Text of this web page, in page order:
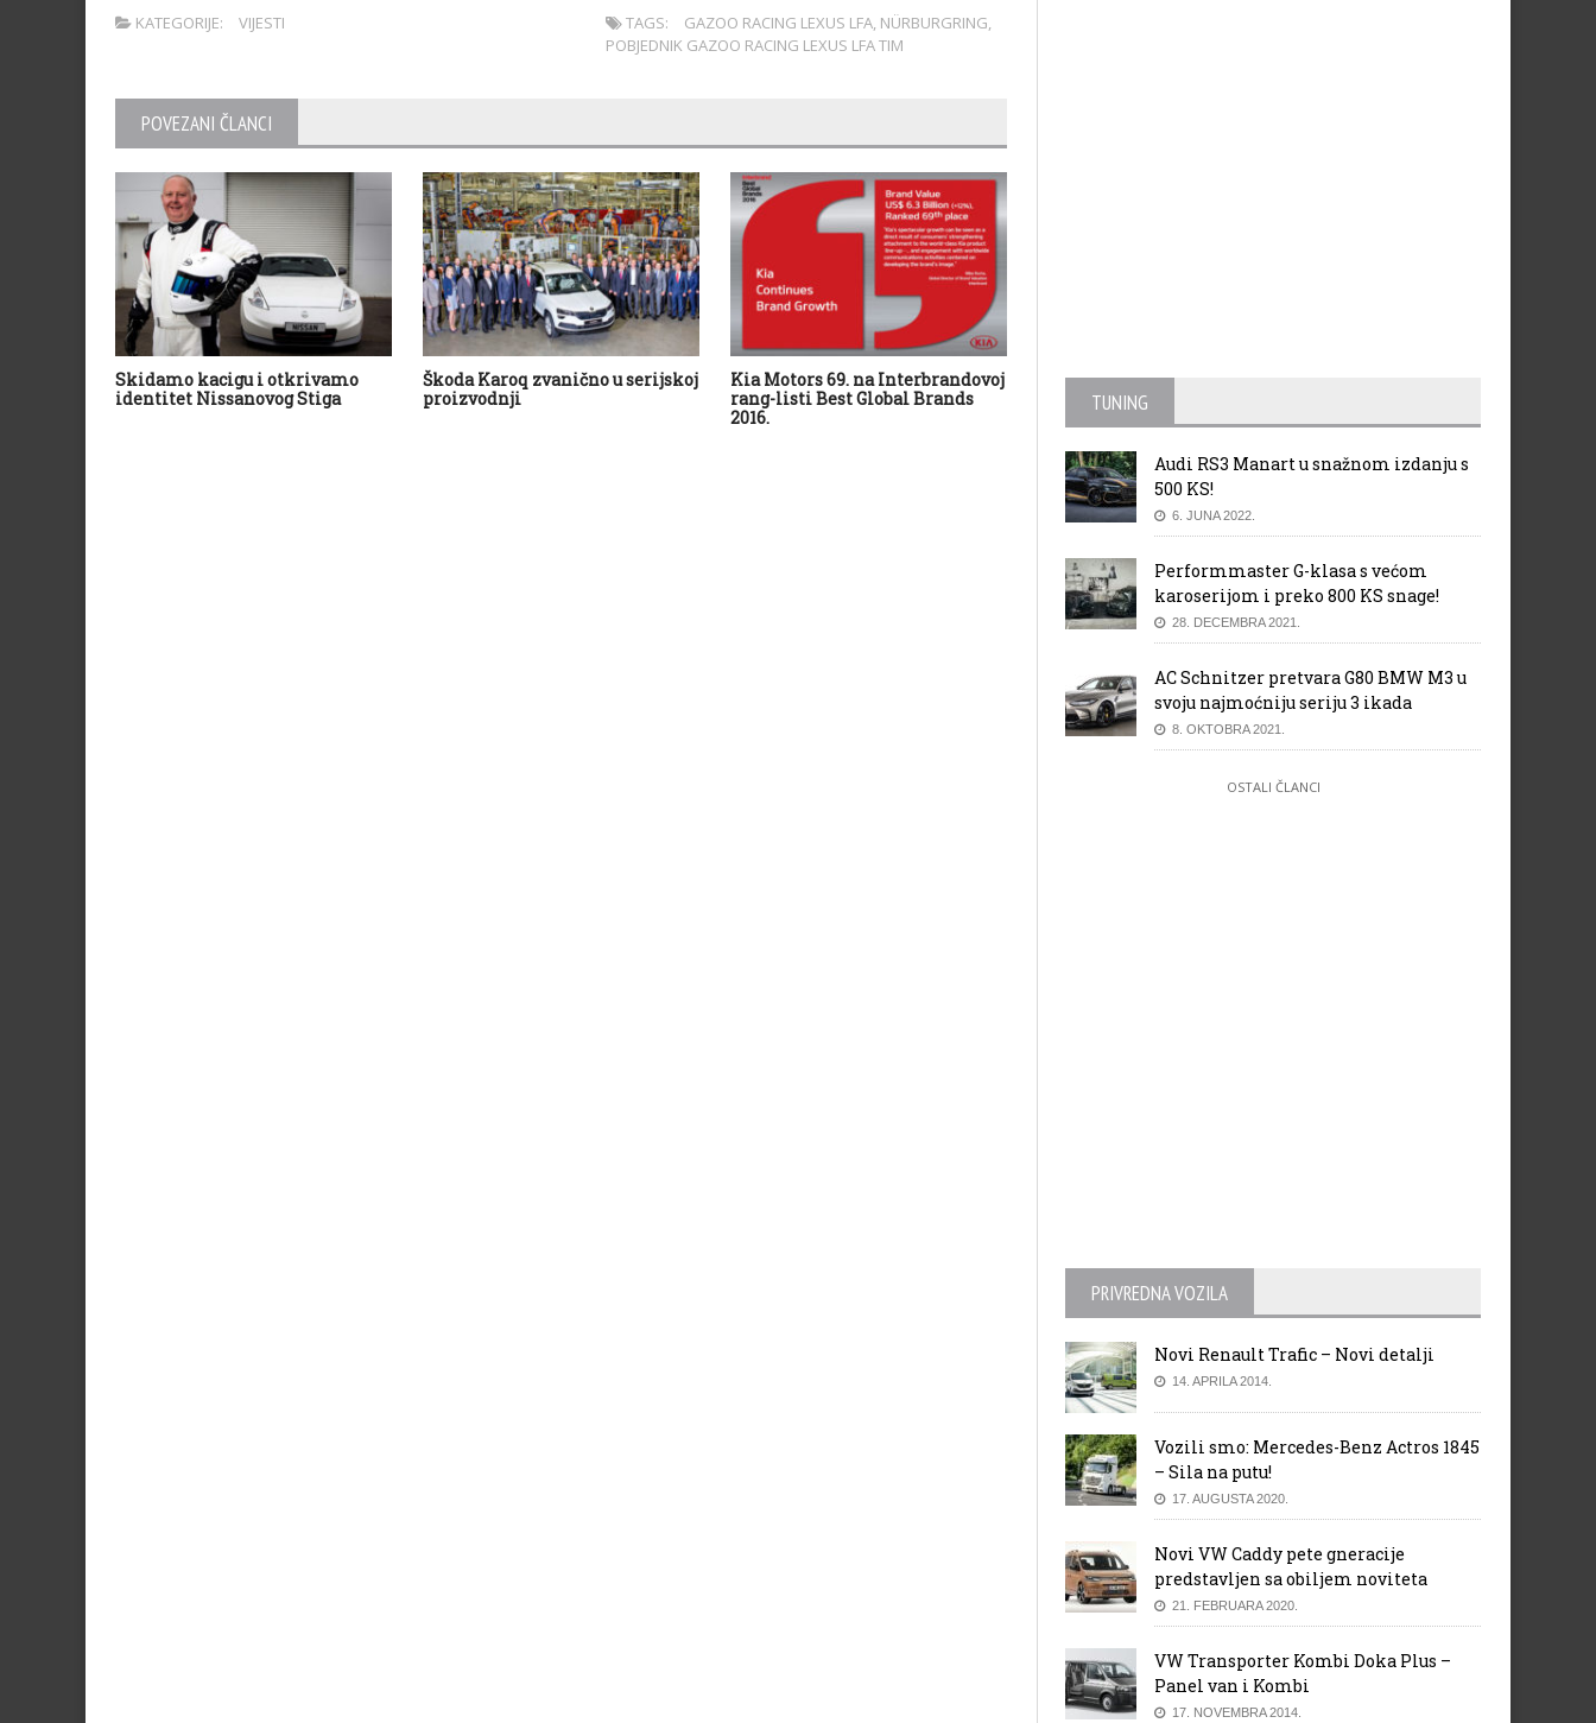
KATEGORIJE: VIJESTI TAGS: GAZOO RACING LEXUS LFA, NÜRBURGRING,
POBJEDNIK GAZOO RACING LEXUS LFA TIM
POVEZANI ČLANCI
Skidamo kacigu i otkrivamo
identitet Nissanovog Stiga
Škoda Karoq zvanično u serijskoj
proizvodnji
Kia Motors 69. na Interbrandovoj
rang-listi Best Global Brands
2016.
Kia Sportage Facelift stigao na
BH. tržište
TUNING
Audi RS3 Manart u snažnom izdanju s
500 KS!
6. JUNA 2022.
Performmaster G-klasa s većom
karoserijom i preko 800 KS snage!
28. DECEMBRA 2021.
AC Schnitzer pretvara G80 BMW M3 u
svoju najmoćniju seriju 3 ikada
8. OKTOBRA 2021.
OSTALI ČLANCI
PRIVREDNA VOZILA
Novi Renault Trafic – Novi detalji
14. APRILA 2014.
Vozili smo: Mercedes-Benz Actros 1845
– Sila na putu!
17. AUGUSTA 2020.
Novi VW Caddy pete gneracije
predstavljen sa obiljem noviteta
21. FEBRUARA 2020.
VW Transporter Kombi Doka Plus –
Panel van i Kombi
17. NOVEMBRA 2014.